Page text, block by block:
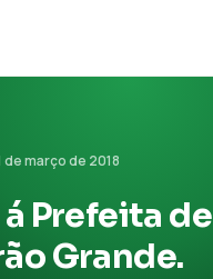
de março de 2018
Prefeita de
Grande.